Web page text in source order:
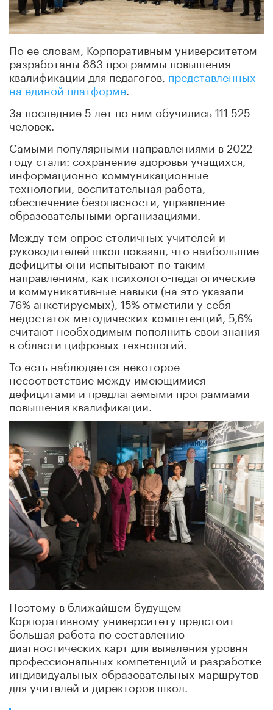
По ее словам, Корпоративным университетом
разработаны 883 программы повышения
квалификации для педагогов, представленных
на единой платформе.
За последние 5 лет по ним обучились 111 525
человек.
Самыми популярными направлениями в 2022
году стали: сохранение здоровья учащихся,
информационно-коммуникационные
технологии, воспитательная работа,
обеспечение безопасности, управление
образовательными организациями.
Между тем опрос столичных учителей и
руководителей школ показал, что наибольшие
дефициты они испытывают по таким
направлениям, как психолого-педагогические
и коммуникативные навыки (на это указали
76% анкетируемых), 15% отметили у себя
недостаток методических компетенций, 5,6%
считают необходимым пополнить свои знания
в области цифровых технологий.
То есть наблюдается некоторое
несоответствие между имеющимися
дефицитами и предлагаемыми программами
повышения квалификации.
Поэтому в ближайшем будущем
Корпоративному университету предстоит
большая работа по составлению
диагностических карт для выявления уровня
профессиональных компетенций и разработке
индивидуальных образовательных маршрутов
для учителей и директоров школ.